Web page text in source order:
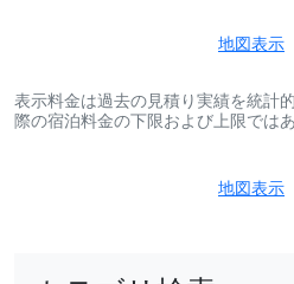
地図表示
表示料金は過去の見積り実績を統計
際の宿泊料金の下限および上限ではあ
地図表示